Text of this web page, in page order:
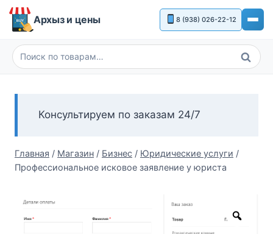
Перейти
Архыз и цены 8 (938) 026-22-12
Искать:
Поиск
Консультируем по заказам 24/7
Главная / Магазин / Бизнес / Юридические услуги /
Профессиональное исковое заявление у юриста